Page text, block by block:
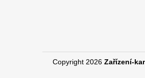
Copyright 2026 Zařízení-